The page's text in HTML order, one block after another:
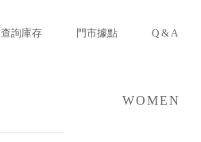
查詢庫存 門市據點 Q & A
WOMEN